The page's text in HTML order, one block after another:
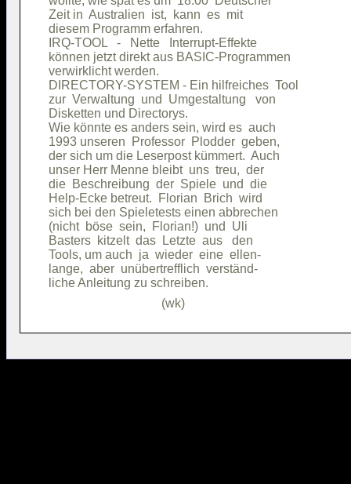
Zeit in  Australien  ist,  kann  es  mit
diesem Programm erfahren.
IRQ-TOOL   -   Nette   Interrupt-Effekte
können jetzt direkt aus BASIC-Programmen
verwirklicht werden.
DIRECTORY-SYSTEM - Ein hilfreiches  Tool
zur  Verwaltung  und  Umgestaltung   von
Disketten und Directorys.
Wie könnte es anders sein, wird es  auch
1993 unseren  Professor  Plodder  geben,
der sich um die Leserpost kümmert.  Auch
unser Herr Menne bleibt  uns  treu,  der
die  Beschreibung  der  Spiele  und  die
Help-Ecke betreut.  Florian  Brich  wird
sich bei den Spieletests einen abbrechen
(nicht  böse  sein,  Florian!)  und  Uli
Basters  kitzelt  das  Letzte  aus   den
Tools, um auch  ja  wieder  eine  ellen-
lange,  aber  unübertrefflich  verständ-